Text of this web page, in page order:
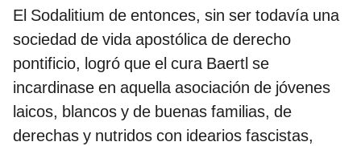
El Sodalitium de entonces, sin ser todavía una
sociedad de vida apostólica de derecho
pontificio, logró que el cura Baertl se
incardinase en aquella asociación de jóvenes
laicos, blancos y de buenas familias, de
derechas y nutridos con idearios fascistas,